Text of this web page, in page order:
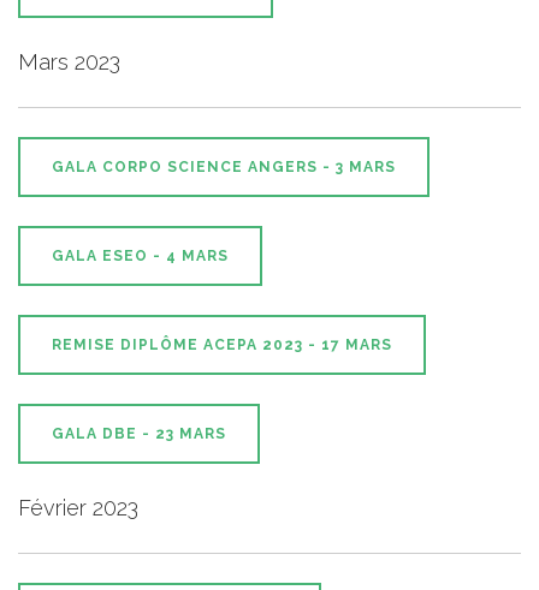
Mars 2023
GALA CORPO SCIENCE ANGERS - 3 MARS
GALA ESEO - 4 MARS
REMISE DIPLÔME ACEPA 2023 - 17 MARS
GALA DBE - 23 MARS
Février 2023